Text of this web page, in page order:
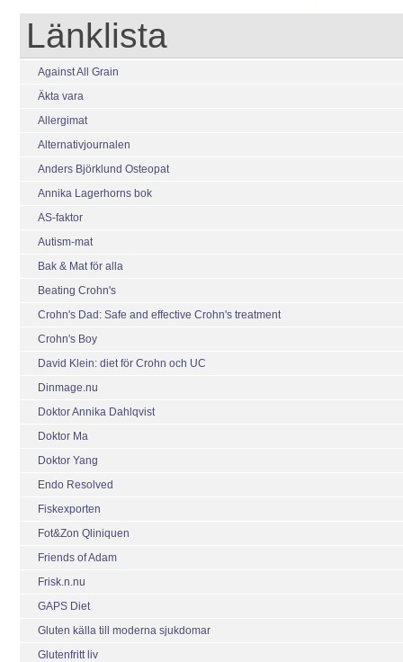
Länklista
Against All Grain
Äkta vara
Allergimat
Alternativjournalen
Anders Björklund Osteopat
Annika Lagerhorns bok
AS-faktor
Autism-mat
Bak & Mat för alla
Beating Crohn's
Crohn's Dad: Safe and effective Crohn's treatment
Crohn's Boy
David Klein: diet för Crohn och UC
Dinmage.nu
Doktor Annika Dahlqvist
Doktor Ma
Doktor Yang
Endo Resolved
Fiskexporten
Fot&Zon Qliniquen
Friends of Adam
Frisk.n.nu
GAPS Diet
Gluten källa till moderna sjukdomar
Glutenfritt liv